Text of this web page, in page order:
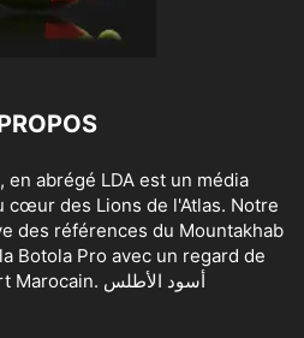
en abrégé LDA est un média
cœur des Lions de l'Atlas. Notre
des références du Mountakhab
360° sur le sport Marocain. أسود الأطلس